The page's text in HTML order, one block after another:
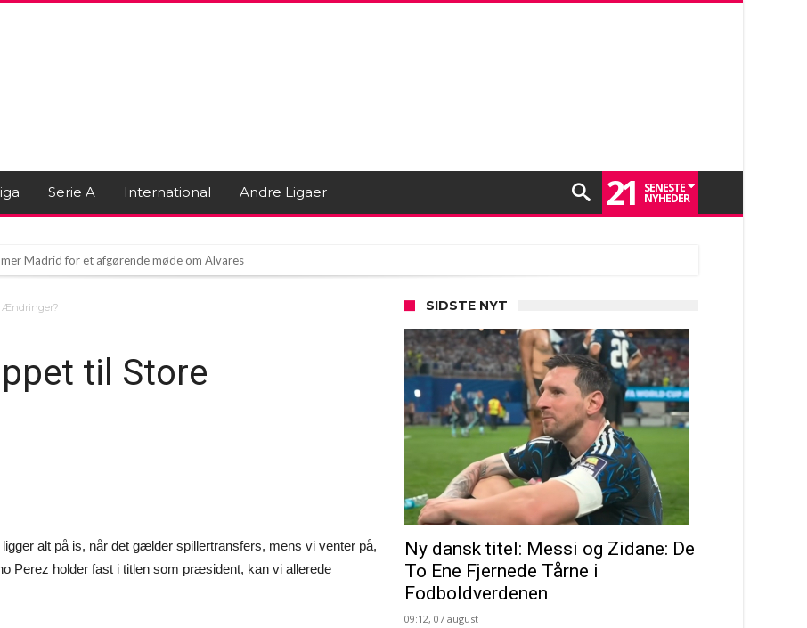
Serie A International Andre Ligaer 21 SENESTE
NYHEDER
Madrid for et afgørende møde om Alvares
Ændringer?
til Store
alt på is, når det gælder spillertransfers, mens vi venter på,
Perez holder fast i titlen som præsident, kan vi allerede
SIDSTE NYT
Ny dansk titel: Messi og Zidane: De
To Ene Fjernede Tårne i
Fodboldverdenen
09:12, 07 august